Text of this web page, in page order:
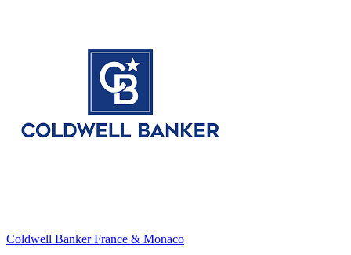
Coldwell Banker France & Monaco